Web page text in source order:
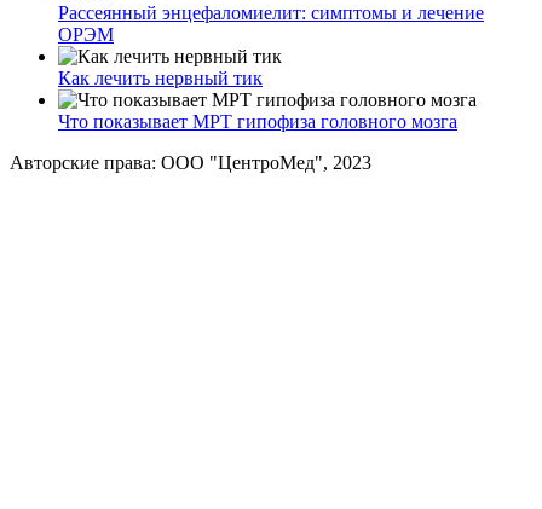
Рассеянный энцефаломиелит: симптомы и лечение
ОРЭМ
Как лечить нервный тик
Что показывает МРТ гипофиза головного мозга
Авторские права: ООО "ЦентроМед", 2023